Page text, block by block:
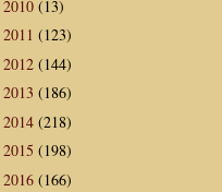
2010 (13)
2011 (123)
2012 (144)
2013 (186)
2014 (218)
2015 (198)
2016 (166)